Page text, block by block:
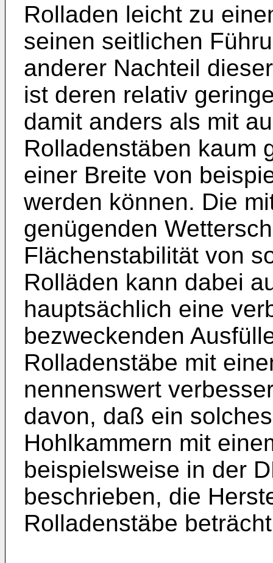
Rolladen leicht zu
seinen seitlichen
anderer Nachteil
ist deren relativ
damit anders als mit
Rolladenstäben kaum
einer Breite von
werden können. Die
genügenden
Flächenstabilität von
Rolläden kann dabei
hauptsächlich eine
bezweckenden
Rolladenstäbe mit
nennenswert
davon, daß ein
Hohlkammern mit
beispielsweise in der
beschrieben, die
Rolladenstäbe